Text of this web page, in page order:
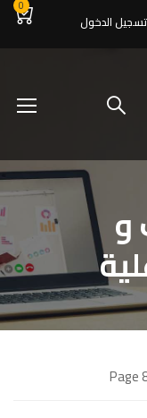
0
تسجيل الدخول
و
Page